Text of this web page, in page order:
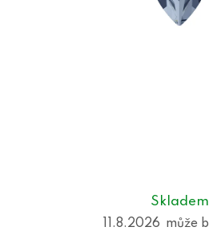
Skladem
11.8.2026